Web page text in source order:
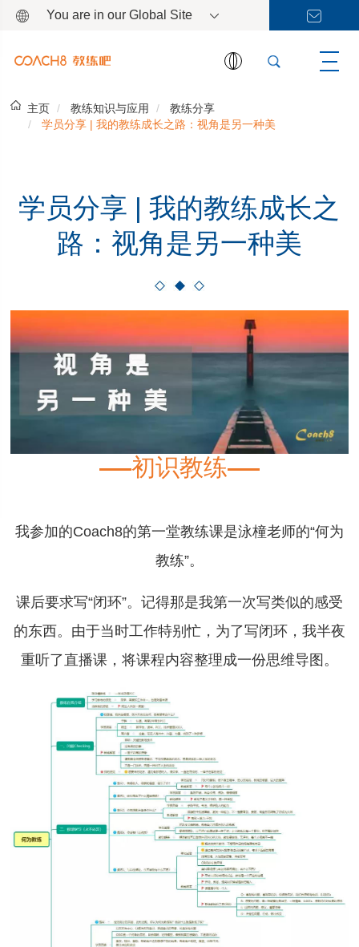
You are in our Global Site
主页 教练知识与应用
教练分享
学员分享 | 我的教练成长之路：视角是另一种美
学员分享 | 我的教练成长之
路：视角是另一种美
初识教练
我参加的Coach8的第一堂教练课是泳橦老师的“何为
教练”。
课后要求写“闭环”。记得那是我第一次写类似的感受
的东西。由于当时工作特别忙，为了写闭环，我半夜
重听了直播课，将课程内容整理成一份思维导图。